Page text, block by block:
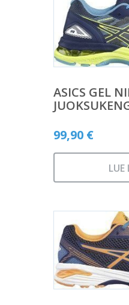
ASICS GEL
99,90 €
LUE